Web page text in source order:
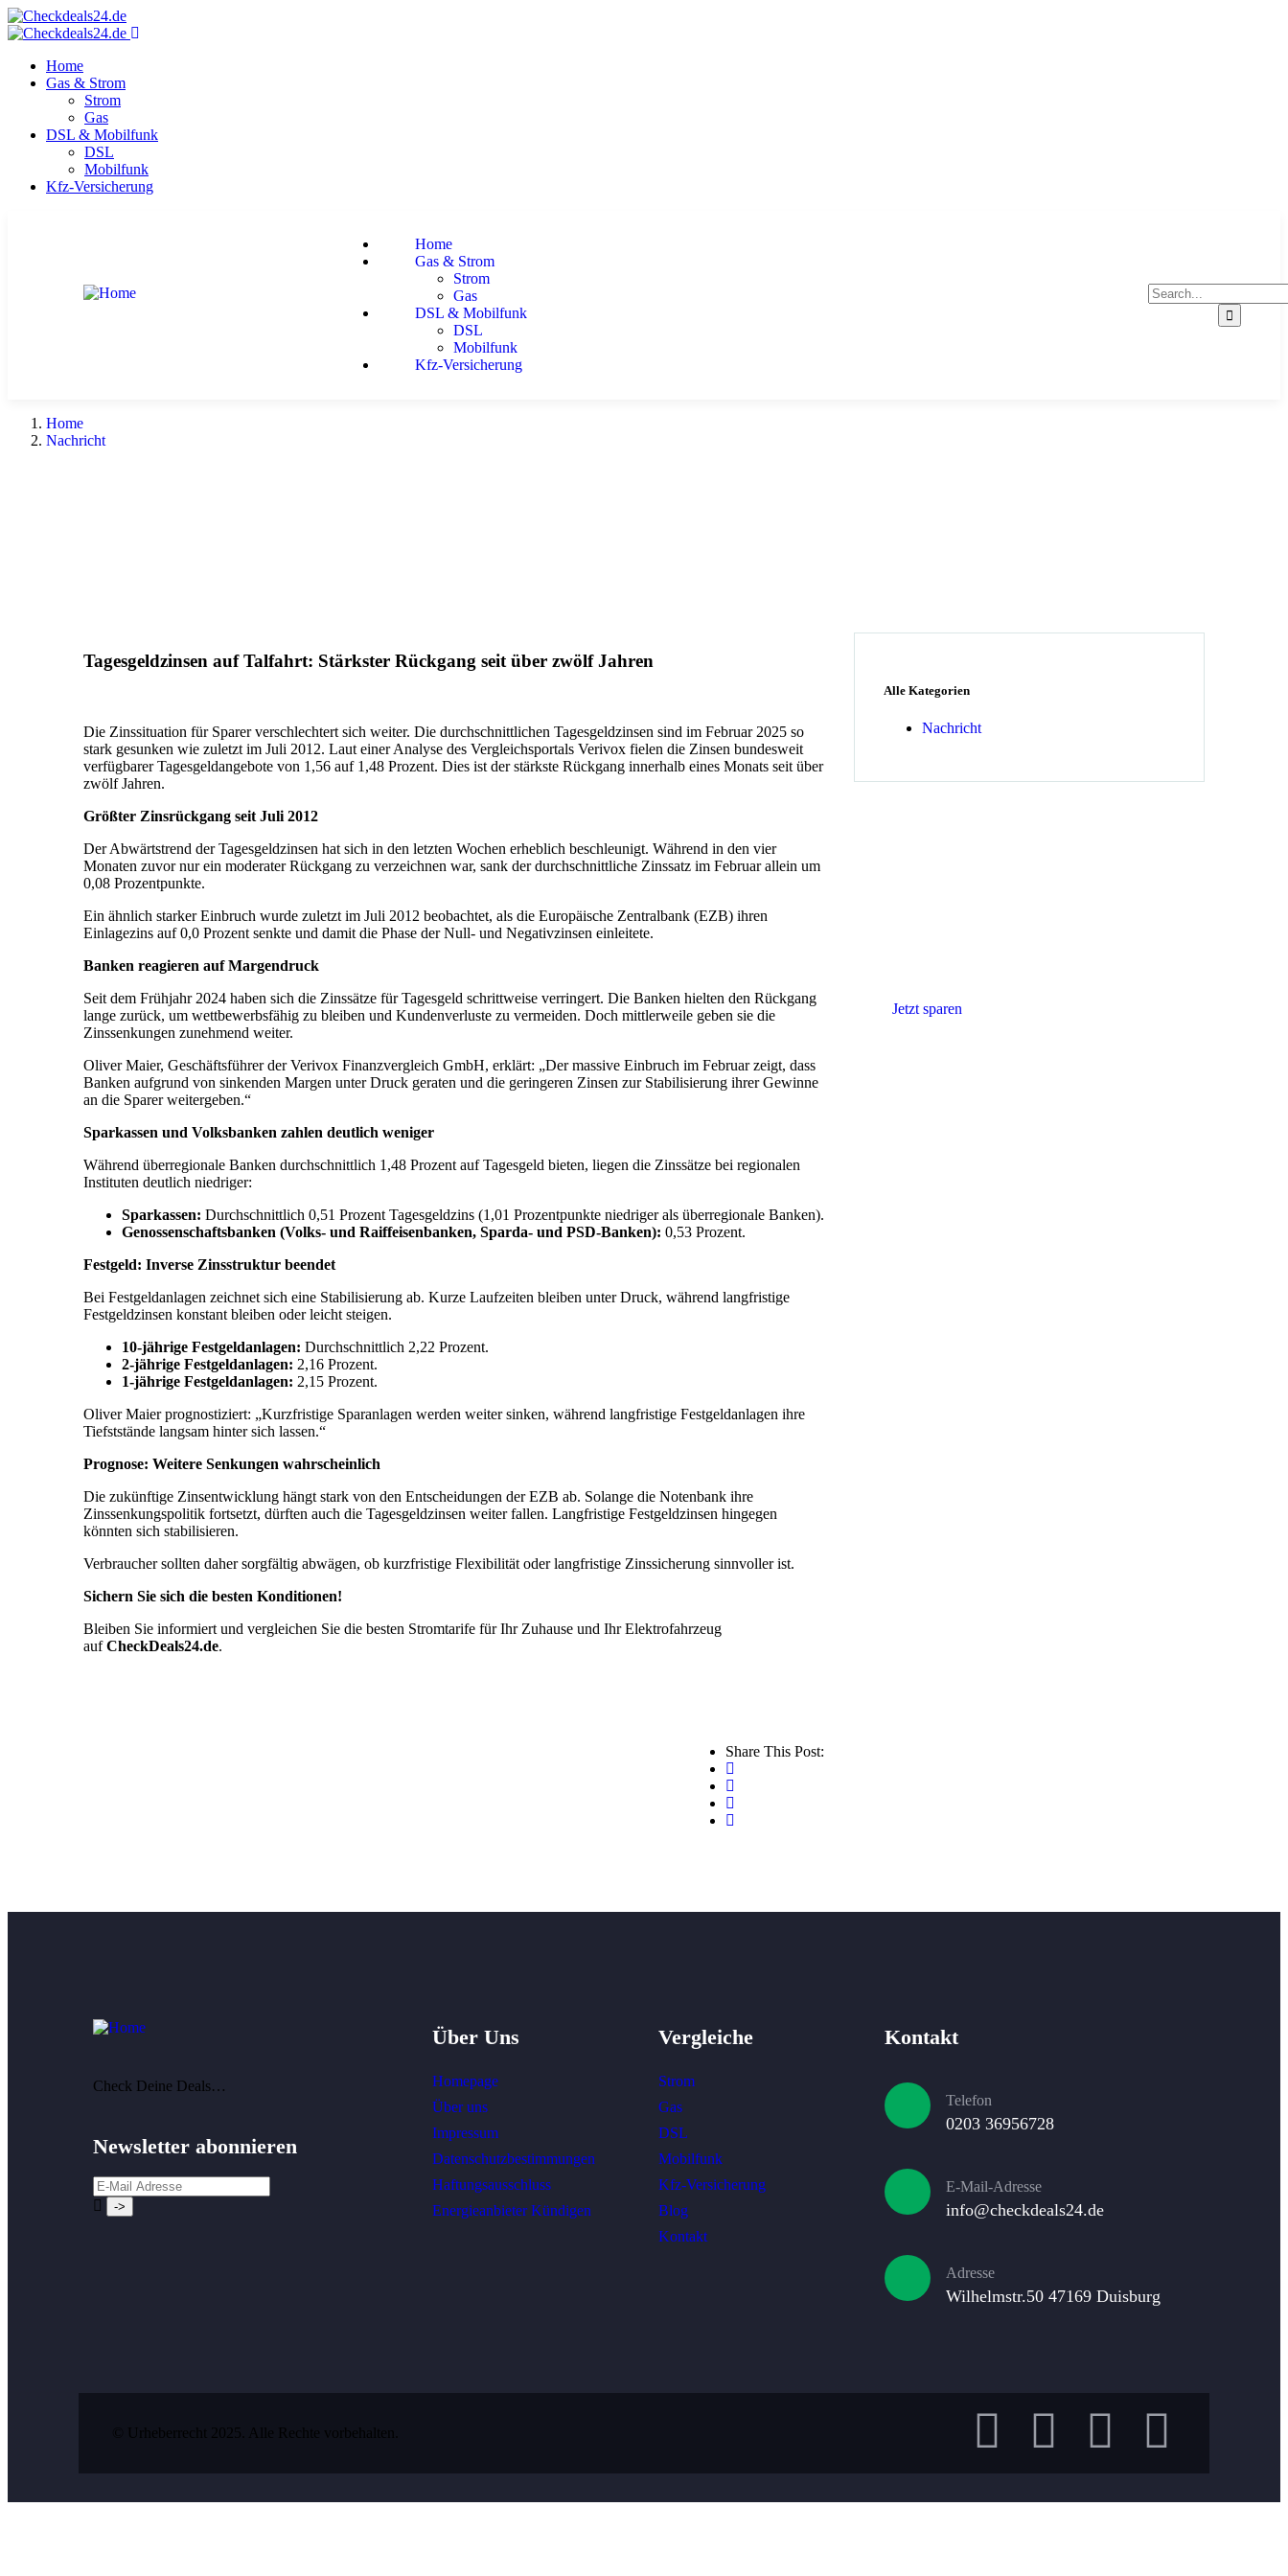
Home
Gas & Strom
Strom
Gas
DSL & Mobilfunk
DSL
Mobilfunk
Kfz-Versicherung
Home
Gas & Strom
Strom
Gas
DSL & Mobilfunk
DSL
Mobilfunk
Kfz-Versicherung
Home
Nachricht
Tagesgeldzinsen auf Talfahrt: Stärkster Rückgang seit über zwölf Jahren
Die Zinssituation für Sparer verschlechtert sich weiter. Die durchschnittlichen Tagesgeldzinsen sind im Februar 2025 so
stark gesunken wie zuletzt im Juli 2012. Laut einer Analyse des Vergleichsportals Verivox fielen die Zinsen bundesweit
verfügbarer Tagesgeldangebote von 1,56 auf 1,48 Prozent. Dies ist der stärkste Rückgang innerhalb eines Monats seit über
zwölf Jahren.
Größter Zinsrückgang seit Juli 2012
Der Abwärtstrend der Tagesgeldzinsen hat sich in den letzten Wochen erheblich beschleunigt. Während in den vier
Monaten zuvor nur ein moderater Rückgang zu verzeichnen war, sank der durchschnittliche Zinssatz im Februar allein um
0,08 Prozentpunkte.
Ein ähnlich starker Einbruch wurde zuletzt im Juli 2012 beobachtet, als die Europäische Zentralbank (EZB) ihren
Einlagezins auf 0,0 Prozent senkte und damit die Phase der Null- und Negativzinsen einleitete.
Banken reagieren auf Margendruck
Seit dem Frühjahr 2024 haben sich die Zinssätze für Tagesgeld schrittweise verringert. Die Banken hielten den Rückgang
lange zurück, um wettbewerbsfähig zu bleiben und Kundenverluste zu vermeiden. Doch mittlerweile geben sie die
Zinssenkungen zunehmend weiter.
Oliver Maier, Geschäftsführer der Verivox Finanzvergleich GmbH, erklärt: „Der massive Einbruch im Februar zeigt, dass
Banken aufgrund von sinkenden Margen unter Druck geraten und die geringeren Zinsen zur Stabilisierung ihrer Gewinne
an die Sparer weitergeben.“
Sparkassen und Volksbanken zahlen deutlich weniger
Während überregionale Banken durchschnittlich 1,48 Prozent auf Tagesgeld bieten, liegen die Zinssätze bei regionalen
Instituten deutlich niedriger:
Sparkassen: Durchschnittlich 0,51 Prozent Tagesgeldzins (1,01 Prozentpunkte niedriger als überregionale Banken).
Genossenschaftsbanken (Volks- und Raiffeisenbanken, Sparda- und PSD-Banken): 0,53 Prozent.
Festgeld: Inverse Zinsstruktur beendet
Bei Festgeldanlagen zeichnet sich eine Stabilisierung ab. Kurze Laufzeiten bleiben unter Druck, während langfristige
Festgeldzinsen konstant bleiben oder leicht steigen.
10-jährige Festgeldanlagen: Durchschnittlich 2,22 Prozent.
2-jährige Festgeldanlagen: 2,16 Prozent.
1-jährige Festgeldanlagen: 2,15 Prozent.
Oliver Maier prognostiziert: „Kurzfristige Sparanlagen werden weiter sinken, während langfristige Festgeldanlagen ihre
Tiefststände langsam hinter sich lassen.“
Prognose: Weitere Senkungen wahrscheinlich
Die zukünftige Zinsentwicklung hängt stark von den Entscheidungen der EZB ab. Solange die Notenbank ihre
Zinssenkungspolitik fortsetzt, dürften auch die Tagesgeldzinsen weiter fallen. Langfristige Festgeldzinsen hingegen
könnten sich stabilisieren.
Verbraucher sollten daher sorgfältig abwägen, ob kurzfristige Flexibilität oder langfristige Zinssicherung sinnvoller ist.
Sichern Sie sich die besten Konditionen!
Bleiben Sie informiert und vergleichen Sie die besten Stromtarife für Ihr Zuhause und Ihr Elektrofahrzeug
aufCheckDeals24.de.
Share This Post:
Alle Kategorien
Nachricht
Jetzt sparen
Check Deine Deals…
Newsletter abonnieren
Über Uns
Homepage
Über uns
Impressum
Datenschutzbestimmungen
Haftungsausschluss
Energieanbieter Kündigen
Vergleiche
Strom
Gas
DSL
Mobilfunk
Kfz-Versicherung
Blog
Kontakt
Kontakt
Telefon
0203 36956728
E-Mail-Adresse​
info@checkdeals24.de
Adresse
Wilhelmstr.50 47169 Duisburg
© Urheberrecht 2025. Alle Rechte vorbehalten.